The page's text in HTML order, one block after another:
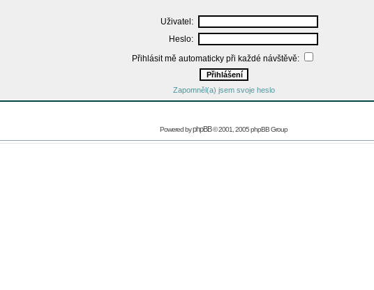
Uživatel:
Heslo:
Přihlásit mě automaticky při každé návštěvě:
Zapomněl(a) jsem svoje heslo
Powered byphpBB© 2001, 2005 phpBB Group